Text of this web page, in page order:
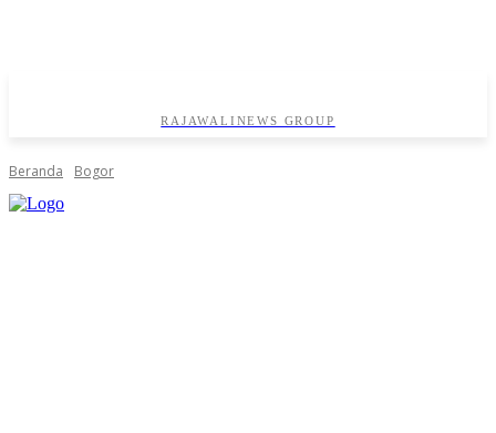
RAJAWALINEWS GROUP
Beranda Bogor